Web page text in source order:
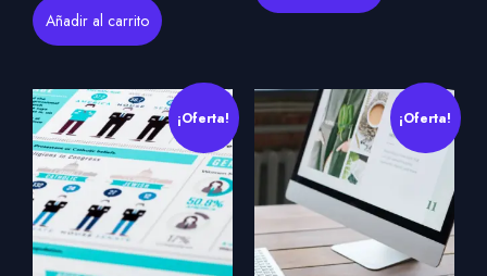
Añadir al carrito
¡Oferta! ¡Oferta!